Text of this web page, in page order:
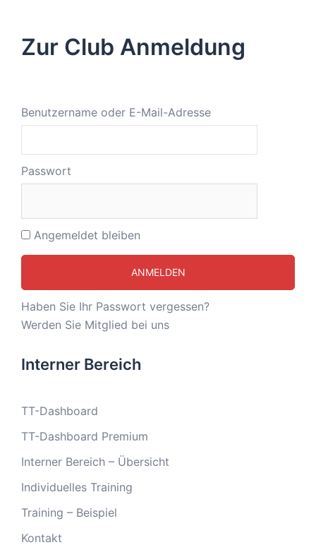
Zur Club Anmeldung
Benutzername oder E-Mail-Adresse
Passwort
Angemeldet bleiben
Haben Sie Ihr Passwort vergessen?
Werden Sie Mitglied bei uns
Interner Bereich
TT-Dashboard
TT-Dashboard Premium
Interner Bereich – Übersicht
Individuelles Training
Training – Beispiel
Kontakt